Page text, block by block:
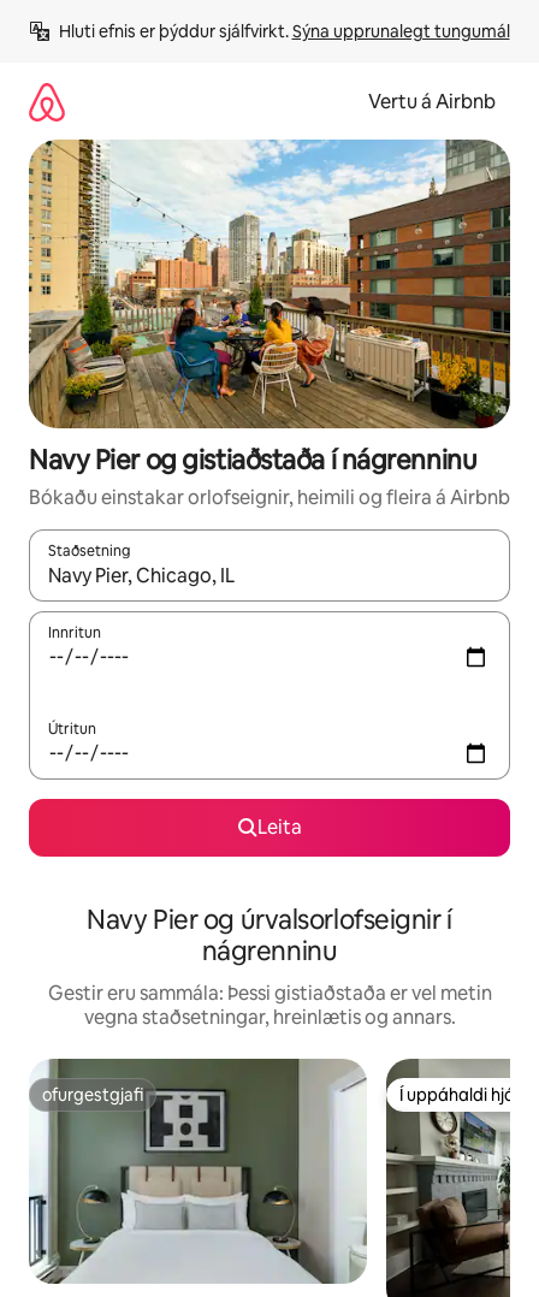
beint
Hluti efnis er þýddur sjálfvirkt. Sýna upprunalegt tungumál
Vertu á Airbnb
Navy Pier og gistiaðstaða í nágrenninu
Bókaðu einstakar orlofseignir, heimili og fleira á Airbnb
Staðsetning
Þegar niðurstöður liggja fyrir skaltu nota upp og niður
Innritun
Útritun
Leita
Navy Pier og úrvalsorlofseignir í
nágrenninu
Gestir eru sammála: Þessi gistiaðstaða er vel metin
vegna staðsetningar, hreinlætis og annars.
ofurgestgjafi
ofurgestgjafi Í uppáhaldi hjá
Í uppáhaldi hjá